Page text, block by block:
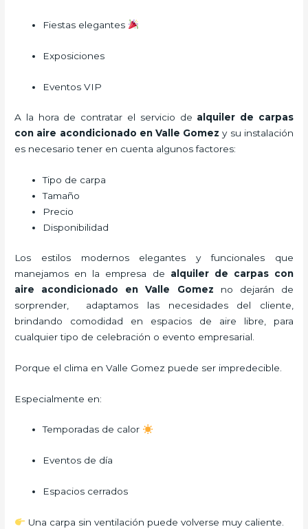
Fiestas elegantes
Exposiciones
Eventos VIP
A la hora de contratar el servicio de alquiler de carpas
con aire acondicionado en Valle Gomez y su instalación
es necesario tener en cuenta algunos factores:
Tipo de carpa
Tamaño
Precio
Disponibilidad
Los estilos modernos elegantes y funcionales que
manejamos en la empresa de alquiler de carpas con
aire acondicionado
en Valle Gomez no dejarán de
sorprender, adaptamos las necesidades del cliente,
brindando comodidad en espacios de aire libre, para
cualquier tipo de celebración o evento empresarial.
Porque el clima en Valle Gomez puede ser impredecible.
Especialmente en:
Temporadas de calor
Eventos de día
Espacios cerrados
Una carpa sin ventilación puede volverse muy caliente.